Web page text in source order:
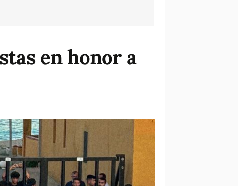
en honor a